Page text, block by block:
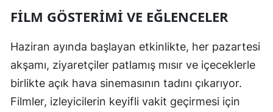
FILM GÖSTERIMI VE EĞLENCELER
Haziran ayında başlayan etkinlikte, her pazartesi
akşamı, ziyaretçiler patlamış mısır ve içeceklerle
birlikte açık hava sinemasının tadını çıkarıyor.
Filmler, izleyicilerin keyifli vakit geçirmesi için